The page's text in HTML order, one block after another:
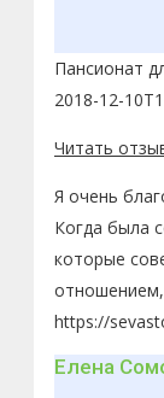
Пансионат
2018-12-
Читать
Я очень
Когда была
которые
https://
Елена